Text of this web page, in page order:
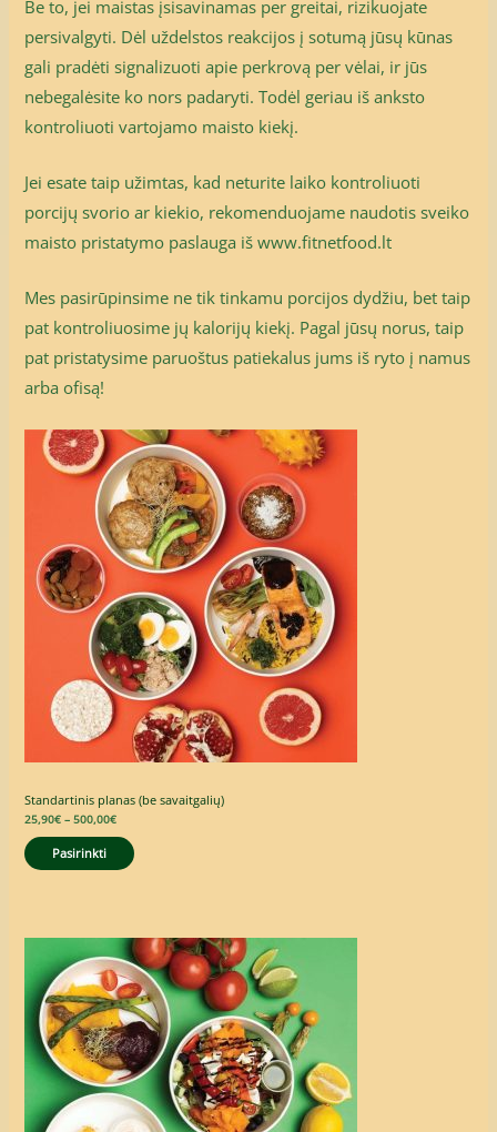
Be to, jei maistas įsisavinamas per greitai, rizikuojate
persivalgyti. Dėl uždelstos reakcijos į sotumą jūsų kūnas
gali pradėti signalizuoti apie perkrovą per vėlai, ir jūs
nebegalėsite ko nors padaryti. Todėl geriau iš anksto
kontroliuoti vartojamo maisto kiekį.
Jei esate taip užimtas, kad neturite laiko kontroliuoti
porcijų svorio ar kiekio, rekomenduojame naudotis sveiko
maisto pristatymo paslauga iš www.fitnetfood.lt
Mes pasirūpinsime ne tik tinkamu porcijos dydžiu, bet taip
pat kontroliuosime jų kalorijų kiekį. Pagal jūsų norus, taip
pat pristatysime paruoštus patiekalus jums iš ryto į namus
arba ofisą!
Standartinis planas (be savaitgalių)
25,90€ – 500,00€
Price
range:
25,90€
through
500,00€
Pasirinkti
Price
range:
25,90€
through
412,00€